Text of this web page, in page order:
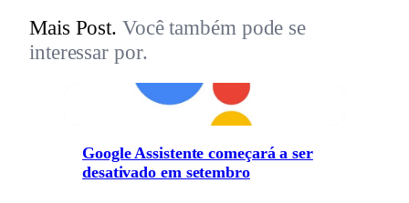
Mais Post. Você também pode se
interessar por.
Google Assistente começará a ser
desativado em setembro